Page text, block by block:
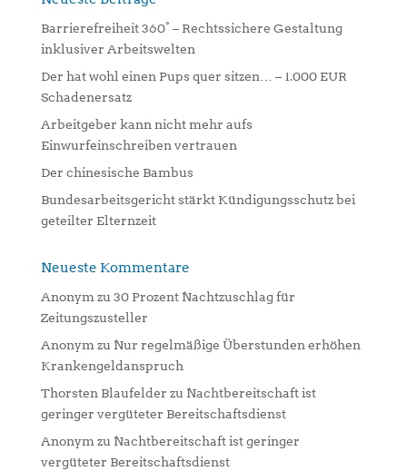
v
e
:
Barrierefreiheit 360° – Rechtssichere Gestaltung
inklusiver Arbeitswelten
Der hat wohl einen Pups quer sitzen… – 1.000 EUR
Schadenersatz
Arbeitgeber kann nicht mehr aufs
Einwurfeinschreiben vertrauen
Der chinesische Bambus
Bundesarbeitsgericht stärkt Kündigungsschutz bei
geteilter Elternzeit
Neueste Kommentare
Anonym zu 30 Prozent Nachtzuschlag für
Zeitungszusteller
Anonym zu Nur regelmäßige Überstunden erhöhen
Krankengeldanspruch
Thorsten Blaufelder zu Nachtbereitschaft ist
geringer vergüteter Bereitschaftsdienst
Anonym zu Nachtbereitschaft ist geringer
vergüteter Bereitschaftsdienst